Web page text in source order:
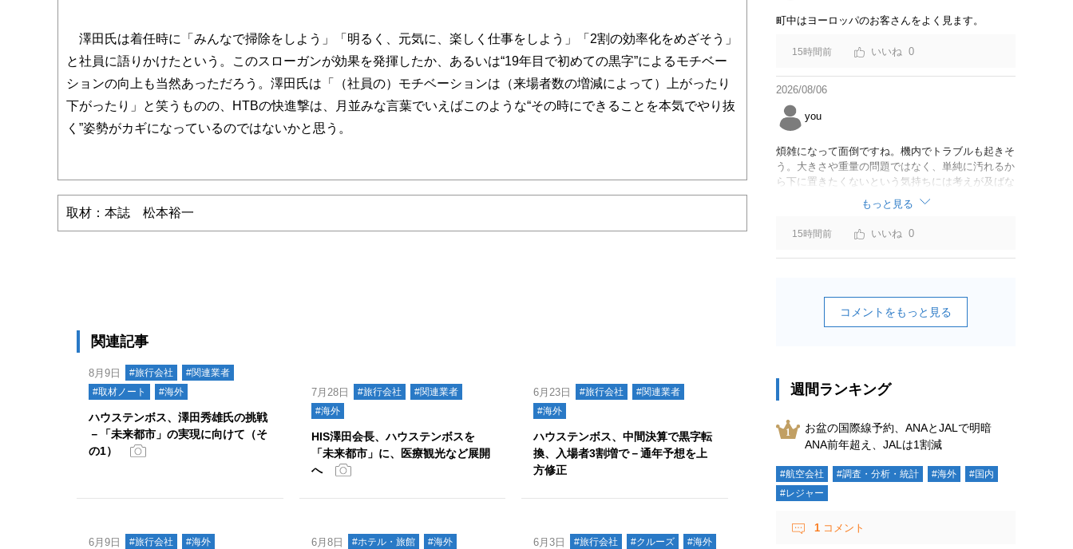
澤田氏は着任時に「みんなで掃除をしよう」「明るく、元気に、楽しく仕事をしよう」「2割の効率化をめざそう」
と社員に語りかけたという。このスローガンが効果を発揮したか、あるいは“19年目で初めての黒字”によるモチベー
ションの向上も当然あっただろう。澤田氏は「（社員の）モチベーションは（来場者数の増減によって）上がったり
下がったり」と笑うものの、HTBの快進撃は、月並みな言葉でいえばこのような“その時にできることを本気でやり抜
く”姿勢がカギになっているのではないかと思う。
取材：本誌 松本裕一
関連記事
8月9日 #旅行会社
#関連業者
#取材ノート
#海外
ハウステンボス、澤田秀雄氏の挑戦
－「未来都市」の実現に向けて（そ
の1）
7月28日 #旅行会社
#関連業者
#海外
HIS澤田会長、ハウステンボスを
「未来都市」に、医療観光など展開
へ
6月23日 #旅行会社
#関連業者
#海外
ハウステンボス、中間決算で黒字転
換、入場者3割増で－通年予想を上
方修正
6月9日 #旅行会社 #海外 6月8日 #ホテル・旅館 #海外 6月3日 #旅行会社 #クルーズ #海外
町中はヨーロッパのお客さんをよく見ます。
15時間前 0
2026/08/06
you
煩雑になって面倒ですね。機内でトラブルも起きそ
う。大きさや重量の問題ではなく、単純に汚れるか
ら下に置きたくないという気持ちには考えが及ばな
かったのでしょうかね。いっそ、荷物棚を撤去した
座席を作って、座席指定も荷物も含んだプランとす
べて無しで格安プランで分けてもらった方がシンプ
ルで分かりやすいかも。どんどん料金が細分化され
て面倒です。
もっと見る
15時間前 0
コメントをもっと見る
週間ランキング
お盆の国際線予約、ANAとJALで明暗
ANA前年超え、JALは1割減
#航空会社 #調査・分析・統計 #海外
#国内
#レジャー
1 コメント